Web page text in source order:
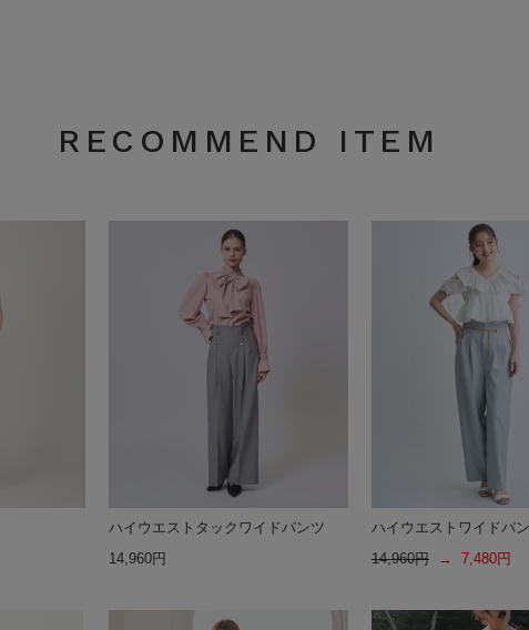
RECOMMEND ITEM
ハイウエストタックワイドパンツ
14,960円
ハイウエストワイドパ
14,960円 → 7,480円